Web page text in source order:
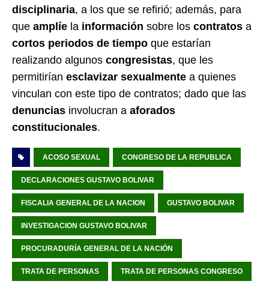
disciplinaria, a los que se refirió; además, para
que amplíe la información sobre los contratos a
cortos periodos de tiempo que estarían
realizando algunos congresistas, que les
permitirían esclavizar sexualmente a quienes
vinculan con este tipo de contratos; dado que las
denuncias involucran a aforados
constitucionales.
ACOSO SEXUAL CONGRESO DE LA REPUBLICA
DECLARACIONES GUSTAVO BOLIVAR
FISCALIA GENERAL DE LA NACION GUSTAVO BOLIVAR
INVESTIGACION GUSTAVO BOLIVAR
PROCURADURÍA GENERAL DE LA NACIÓN
TRATA DE PERSONAS TRATA DE PERSONAS CONGRESO